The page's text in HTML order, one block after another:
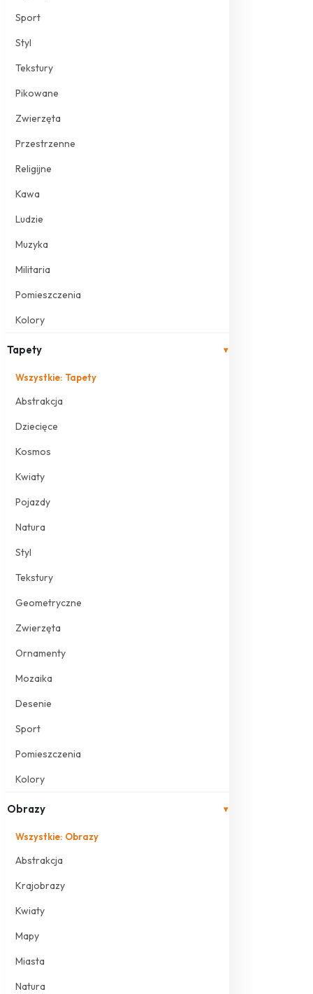
Sport
Styl
Tekstury
Pikowane
Zwierzęta
Przestrzenne
Religijne
Kawa
Ludzie
Muzyka
Militaria
Pomieszczenia
Kolory
Tapety ▾
Wszystkie: Tapety
Abstrakcja
Dziecięce
Kosmos
Kwiaty
Pojazdy
Natura
Styl
Tekstury
Geometryczne
Zwierzęta
Ornamenty
Mozaika
Desenie
Sport
Pomieszczenia
Kolory
Obrazy ▾
Wszystkie: Obrazy
Abstrakcja
Krajobrazy
Kwiaty
Mapy
Miasta
Natura